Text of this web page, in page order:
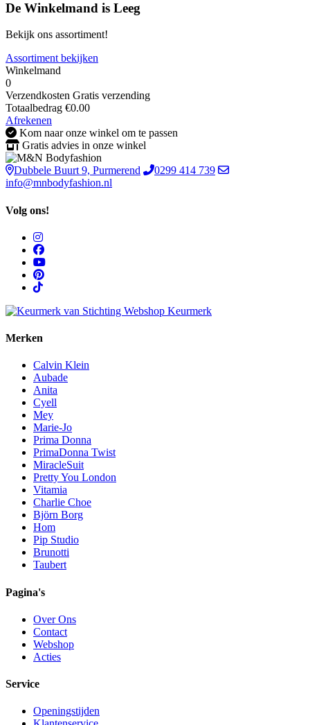
De Winkelmand is Leeg
Bekijk ons assortiment!
Assortiment bekijken
Winkelmand
0
Verzendkosten Gratis verzending
Totaalbedrag €0.00
Afrekenen
Kom naar onze winkel om te passen
Gratis advies in onze winkel
Dubbele Buurt 9, Purmerend
0299 414 739
info@mnbodyfashion.nl
Volg ons!
Merken
Calvin Klein
Aubade
Anita
Cyell
Mey
Marie-Jo
Prima Donna
PrimaDonna Twist
MiracleSuit
Pretty You London
Vitamia
Charlie Choe
Björn Borg
Hom
Pip Studio
Brunotti
Taubert
Pagina's
Over Ons
Contact
Webshop
Acties
Service
Openingstijden